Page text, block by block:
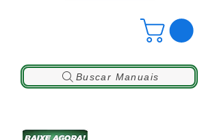
Buscar Manuais